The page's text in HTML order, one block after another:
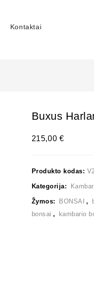
Kontaktai
Buxus
215,00 €
Produkto kodas:
Kategorija:
Žymos: BONSAI ,
bonsai , kambario